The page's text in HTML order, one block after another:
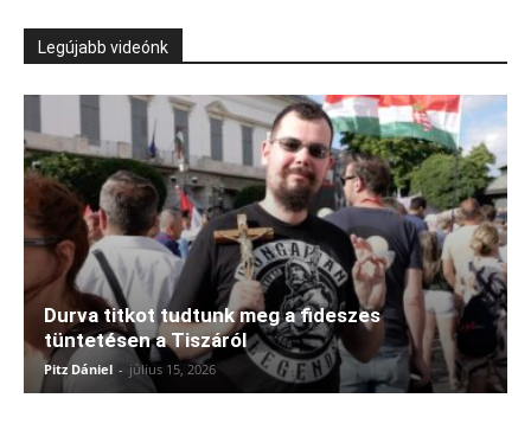
Legújabb videónk
Durva titkot tudtunk meg a fideszes
tüntetésen a Tiszáról
Pitz Dániel - július 15, 2026